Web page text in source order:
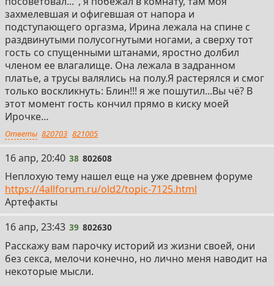
захмелевшая и офигевшая от напора и
подступающего оргазма, Ирина лежала на спине с
раздвинутыми полусогнутыми ногами, а сверху тот
гость со спущенными штанами, яростно долбил
членом ее влагалище. Она лежала в задранном
платье, а трусы валялись на полу.Я растерялся и смог
только воскликнуть: Блин!!! я же пошутил...Вы чё? В
этот момент гость кончил прямо в киску моей
Ирочке…
Ответы 820703 821005
38
16 апр, 20:40 38 802608
Неплохую тему нашел еще на уже древнем форуме
https://4allforum.ru/old2/topic-7125.html
Артефакты
39
16 апр, 23:43 39 802630
Расскажу вам парочку историй из жизни своей, они
без секса, мелочи конечно, но лично меня наводит на
некоторые мысли.